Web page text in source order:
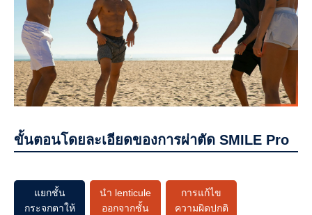
ขั้นตอนโดยละเอียดของการผ่าตัด SMILE Pro
แยกชั้น
กระจกตาให้
นำ lenticule
ออกจากชั้น
การแก้ไข
ความผิดปกติ